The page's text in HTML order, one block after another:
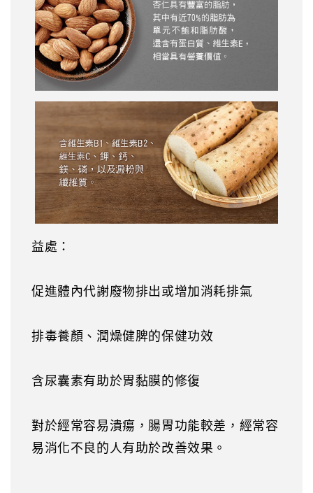
益處：
促進體內代謝廢物排出或增加消耗排氣
排毒養顏、潤燥健脾的保健功效
含尿囊素有助於胃黏膜的修復
對於經常容易潰瘍，腸胃功能較差，經常容
易消化不良的人有助於改善效果。